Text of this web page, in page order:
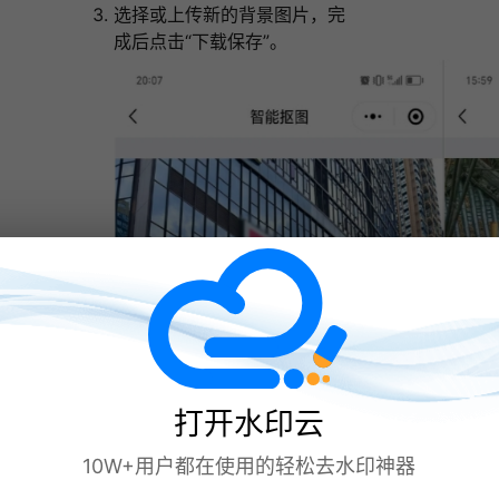
选择或上传新的背景图片，完
成后点击“下载保存”。
打开水印云
10W+用户都在使用的轻松去水印神器